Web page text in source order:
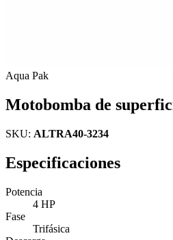
Aqua Pak
Motobomba de
SKU: ALTRA40-3234
Especificaciones
Potencia
4 HP
Fase
Trifásica